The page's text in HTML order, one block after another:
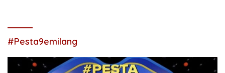
#Pesta9emilang